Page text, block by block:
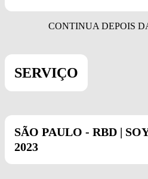
SERVIÇO
SÃO PAULO - RBD |
2023